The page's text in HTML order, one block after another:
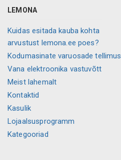
LEMONA
Kuidas esitada kauba kohta
arvustust lemona.ee poes?
Kodumasinate varuosade tellimus
Vana elektroonika vastuvõtt
Meist lahemalt
Kontaktid
Kasulik
Lojaalsusprogramm
Kategooriad